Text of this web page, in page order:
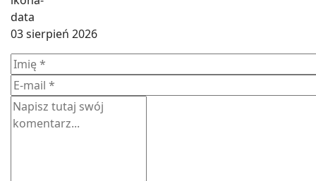
03 sierpień 2026